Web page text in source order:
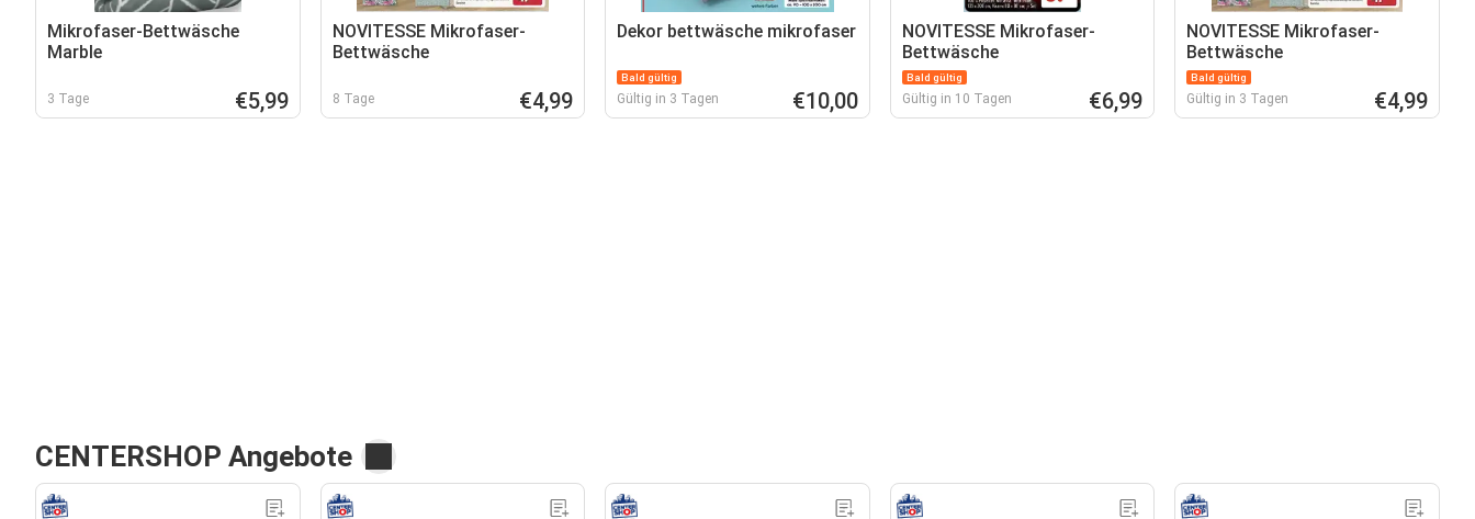
Mikrofaser-Bettwäsche
Marble
3 Tage €5,99
NOVITESSE Mikrofaser-
Bettwäsche
8 Tage €4,99
Dekor bettwäsche mikrofaser
Bald gültig
Gültig in 3 Tagen €10,00
NOVITESSE Mikrofaser-
Bettwäsche
Bald gültig
Gültig in 10 Tagen €6,99
NOVITESSE Mikrofaser-
Bettwäsche
Bald gültig
Gültig in 3 Tagen €4,99
CENTERSHOP Angebote